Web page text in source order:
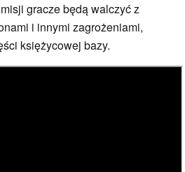
gracze będą walczyć z
i innymi zagrożeniami,
księżycowej bazy.